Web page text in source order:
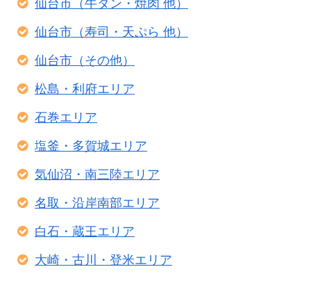
仙台市（牛タン・焼肉 他）
仙台市（寿司・天ぷら 他）
仙台市（その他）
松島・利府エリア
石巻エリア
塩釜・多賀城エリア
気仙沼・南三陸エリア
名取・沿岸南部エリア
白石・蔵王エリア
大崎・古川・登米エリア